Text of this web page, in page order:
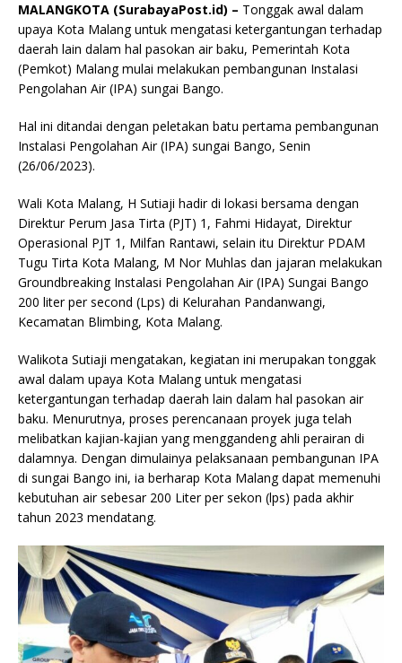
MALANGKOTA (SurabayaPost.id) – Tonggak awal dalam
upaya Kota Malang untuk mengatasi ketergantungan terhadap
daerah lain dalam hal pasokan air baku, Pemerintah Kota
(Pemkot) Malang mulai melakukan pembangunan Instalasi
Pengolahan Air (IPA) sungai Bango.
Hal ini ditandai dengan peletakan batu pertama pembangunan
Instalasi Pengolahan Air (IPA) sungai Bango, Senin
(26/06/2023).
Wali Kota Malang, H Sutiaji hadir di lokasi bersama dengan
Direktur Perum Jasa Tirta (PJT) 1, Fahmi Hidayat, Direktur
Operasional PJT 1, Milfan Rantawi, selain itu Direktur PDAM
Tugu Tirta Kota Malang, M Nor Muhlas dan jajaran melakukan
Groundbreaking Instalasi Pengolahan Air (IPA) Sungai Bango
200 liter per second (Lps) di Kelurahan Pandanwangi,
Kecamatan Blimbing, Kota Malang.
Walikota Sutiaji mengatakan, kegiatan ini merupakan tonggak
awal dalam upaya Kota Malang untuk mengatasi
ketergantungan terhadap daerah lain dalam hal pasokan air
baku. Menurutnya, proses perencanaan proyek juga telah
melibatkan kajian-kajian yang menggandeng ahli perairan di
dalamnya. Dengan dimulainya pelaksanaan pembangunan IPA
di sungai Bango ini, ia berharap Kota Malang dapat memenuhi
kebutuhan air sebesar 200 Liter per sekon (lps) pada akhir
tahun 2023 mendatang.